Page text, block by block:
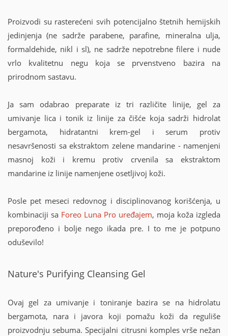
Proizvodi su rasterećeni svih potencijalno štetnih hemijskih
jedinjenja (ne sadrže parabene, parafine, mineralna ulja,
formaldehide, nikl i sl), ne sadrže nepotrebne filere i nude
vrlo kvalitetnu negu koja se prvenstveno bazira na
prirodnom sastavu.
Ja sam odabrao preparate iz tri različite linije, gel za
umivanje lica i tonik iz linije za čišće koja sadrži hidrolat
bergamota, hidratantni krem-gel i serum protiv
nesavršenosti sa ekstraktom zelene mandarine - namenjeni
masnoj koži i kremu protiv crvenila sa ekstraktom
mandarine iz linije namenjene osetljivoj koži.
Posle pet meseci redovnog i disciplinovanog korišćenja, u
kombinaciji sa Foreo Luna Pro uređajem, moja koža izgleda
preporođeno i bolje nego ikada pre. I to me je potpuno
oduševilo!
Nature's Purifying Cleansing Gel
Ovaj gel za umivanje i toniranje bazira se na hidrolatu
bergamota, nara i javora koji pomažu koži da reguliše
proizvodnju sebuma. Specijalni citrusni komples vrše nežan